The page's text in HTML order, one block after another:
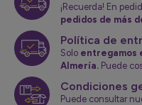
¡Recuerda! En
pedidos de más
Política de
Solo entregamos
Almería. Puede
Condiciones
Puede consultar